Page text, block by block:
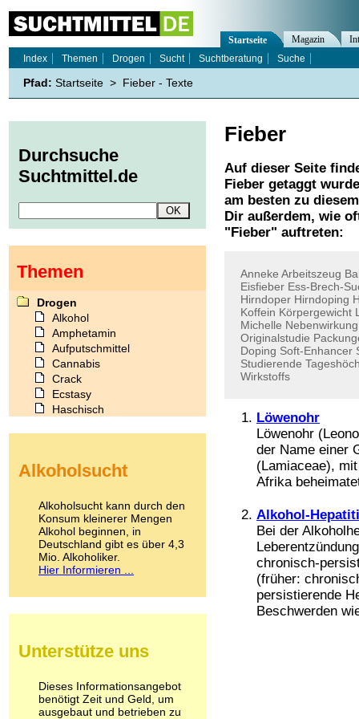
Fieber
Auf dieser Seite
Fieber getaggt
am besten zu
Dir außerdem, wie
" Fieber" auftreten:
Anneke Arbeitszeug
Eisfieber Ess-Brech-
Hirndoper Hirndoping
Koffein Körpergewicht
Michelle Nebenwirkung
Originalstudie
Doping Soft-Enhancer
Studierende
Wirkstoffs
Löwenohr
Löwenohr
der Name einer
(Lamiaceae),
Afrika
Alkohol-
Bei der
chronisch-
(früher:
persistierende
Beschwerden
Startseite Magazin
Index
Themen Drogen Sucht Suchtberatung Suche
Pfad: Startseite > Fieber - Texte
Durchsuche
Suchtmittel.de
Themen
Drogen
Alkohol
Amphetamin
Aufputschmittel
Cannabis
Crack
Ecstasy
Haschisch
Kokain
LSD
Marihuana
Medikamente
Meskalin
Metamphetamin
Methadon
Pilze
Psychopharmaka
Schlafmittel
Schmerzmittel
Alkoholsucht
Alkoholsucht kann durch den
Konsum kleinerer Mengen
Alkohol beginnen, in
Deutschland gibt es über 4,3
Mio. Alkoholiker.
Hier Informieren ...
Unterstütze uns
Dieses Informationsangebot
benötigt Zeit und Geld, um
ausgebaut und betrieben zu